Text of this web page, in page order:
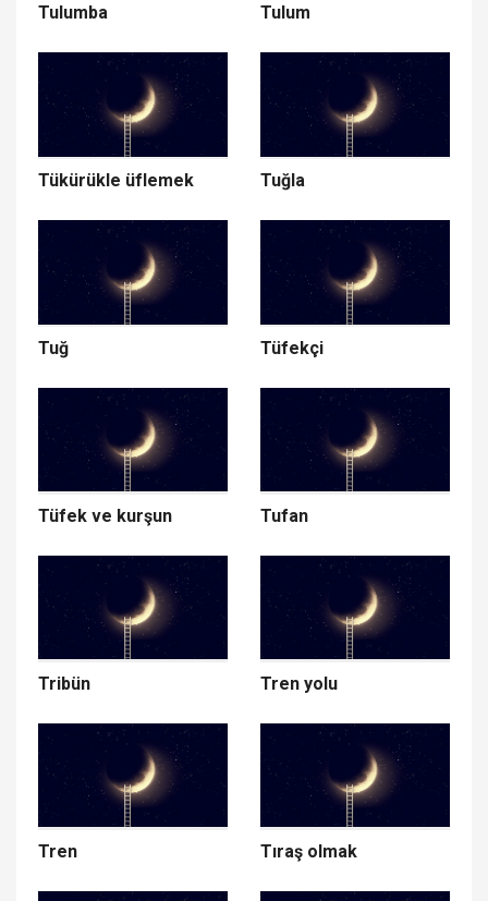
Tulumba Tulum
Tükürükle üflemek Tuğla
Tuğ Tüfekçi
Tüfek ve kurşun Tufan
Tribün Tren yolu
Tren Tıraş olmak